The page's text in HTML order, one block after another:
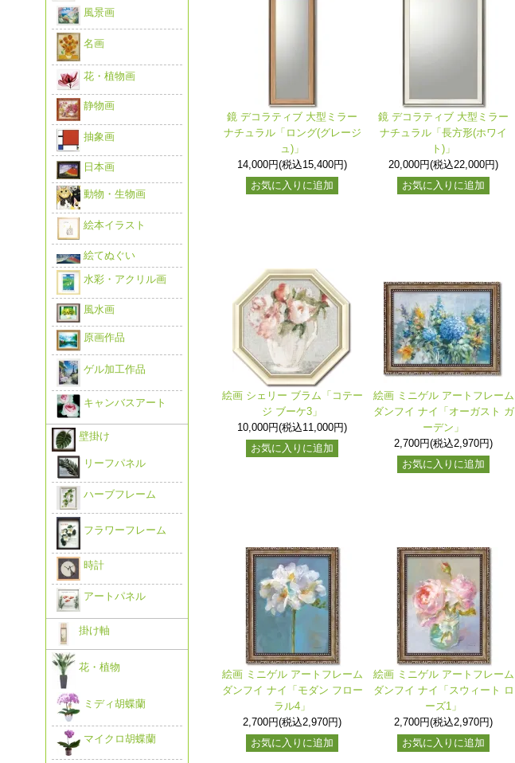
鏡 デコラティブ 大型ミラー
ナチュラル「ロング(グレージ
ュ)」
14,000円(税込15,400円)
お気に入りに追加
鏡 デコラティブ 大型ミラー
ナチュラル「長方形(ホワイ
ト)」
20,000円(税込22,000円)
お気に入りに追加
絵画 シェリー ブラム「コテー
ジ ブーケ3」
10,000円(税込11,000円)
お気に入りに追加
絵画 ミニゲル アートフレーム
ダンフイ ナイ「オーガスト ガ
ーデン」
2,700円(税込2,970円)
お気に入りに追加
絵画 ミニゲル アートフレーム
ダンフイ ナイ「モダン フロー
ラル4」
2,700円(税込2,970円)
お気に入りに追加
絵画 ミニゲル アートフレーム
ダンフイ ナイ「スウィート ロ
ーズ1」
2,700円(税込2,970円)
お気に入りに追加
風景画
名画
花・植物画
静物画
抽象画
日本画
動物・生物画
絵本イラスト
絵てぬぐい
水彩・アクリル画
風水画
原画作品
ゲル加工作品
キャンバスアート
壁掛け
リーフパネル
ハーブフレーム
フラワーフレーム
時計
アートパネル
掛け軸
花・植物
ミディ胡蝶蘭
マイクロ胡蝶蘭